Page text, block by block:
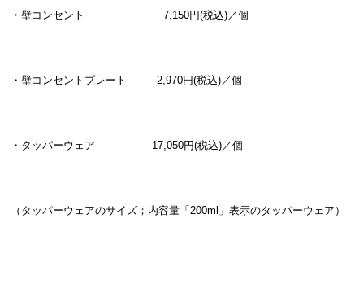
・壁コンセント 7,150円(税込)／個
・壁コンセントプレート 2,970円(税込)／個
・タッパーウェア 17,050円(税込)／個
（タッパーウェアのサイズ；内容量「200ml」表示のタッパーウェア）